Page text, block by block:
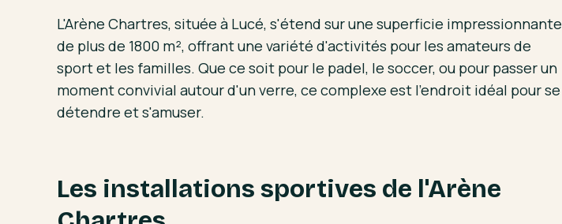
L'Arène Chartres, située à Lucé, s'étend sur une superficie impressionnante
de plus de 1800 m², offrant une variété d'activités pour les amateurs de
sport et les familles. Que ce soit pour le padel, le soccer, ou pour passer un
moment convivial autour d'un verre, ce complexe est l'endroit idéal pour se
détendre et s'amuser.
Les installations sportives de l'Arène